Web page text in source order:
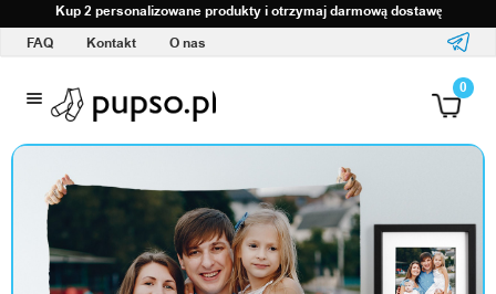
Kup 2 personalizowane produkty i otrzymaj darmową dostawę
FAQ
Kontakt O nas
0
O
d
z
e